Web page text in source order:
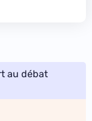
au débat